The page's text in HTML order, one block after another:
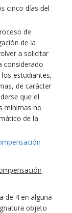
cinco días del
de
de la
a solicitar
considerado
estudiantes,
de carácter
que el
mínimas no
de la
de 4 en alguna
objeto